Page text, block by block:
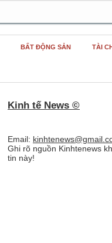
BẤT ĐỘNG SẢN TÀI
Kinh tế News ©
Email:
Ghi rõ nguồn Kinhtenews
tin này!